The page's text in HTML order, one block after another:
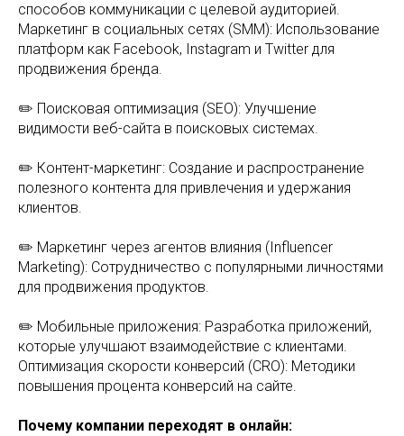
способов коммуникации с целевой аудиторией.
Маркетинг в социальных сетях (SMM): Использование
платформ как Facebook, Instagram и Twitter для
продвижения бренда.
✏️ Поисковая оптимизация (SEO): Улучшение
видимости веб-сайта в поисковых системах.
✏️ Контент-маркетинг: Создание и распространение
полезного контента для привлечения и удержания
клиентов.
✏️ Маркетинг через агентов влияния (Influencer
Marketing): Сотрудничество с популярными личностями
для продвижения продуктов.
✏️ Мобильные приложения: Разработка приложений,
которые улучшают взаимодействие с клиентами.
Оптимизация скорости конверсий (CRO): Методики
повышения процента конверсий на сайте.
Почему компании переходят в онлайн: